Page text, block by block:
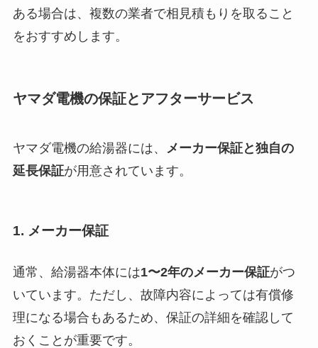
ある場合は、複数の業者で相見積もりを取ること
をおすすめします。
ヤマダ電機の保証とアフターサービス
ヤマダ電機の給湯器には、
メーカー保証と独自の
延長保証が用意されています。
1. メーカー保証
通常、給湯器本体には1〜2年のメーカー保証がつ
いています。ただし、故障内容によっては有償修
理になる場合もあるため、保証の詳細を確認して
おくことが重要です。